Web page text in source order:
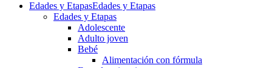
Edades y EtapasEdades y Etapas
Edades y Etapas
Adolescente
Adulto joven
Bebé
Alimentación con fórmula